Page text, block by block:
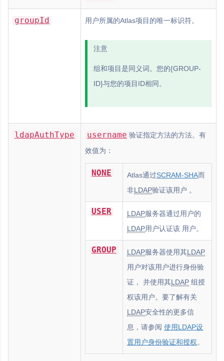
groupId 用户所属的Atlas项目的唯一标识符。
注意
组和项目是同义词。您的{GROUP-
ID}与您的项目ID相同。
ldapAuthType username 验证指定方法的方法。有
效值为：
NONE Atlas通过SCRAM-SHA而
非LDAP验证该用户 。
USER LDAP服务器通过用户的
LDAP用户认证该 用户。
GROUP LDAP服务器使用其LDAP
用户对该用户进行身份验
证， 并使用其LDAP 组授
权该用户。要了解有关
LDAP安全性的更多信
息，请参阅 使用LDAP设
置用户身份验证和授权。